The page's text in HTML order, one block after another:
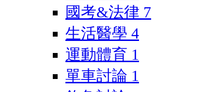
國考&法律 7
生活醫學 4
運動體育 1
單車討論 1